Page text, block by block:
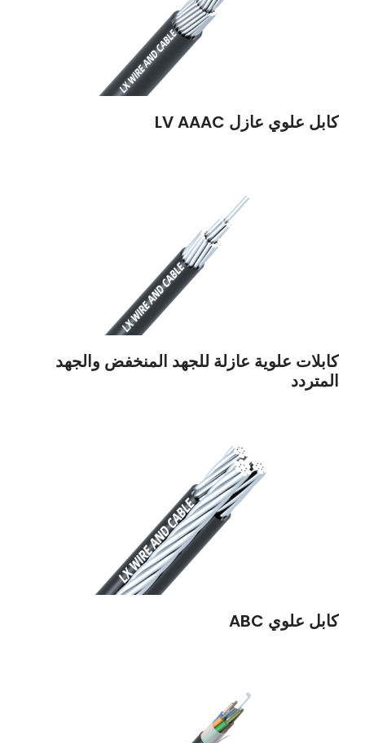
كابل علوي عازل LV AAAC
كابلات علوية عازلة للجهد المنخفض والجهد
المتردد
كابل علوي ABC